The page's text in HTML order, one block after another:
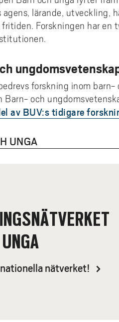
agens, lärande, utveckling,
Forskningen har
forskning inom barn-
Barn- och
av BUV:s tidigare
UNGA
nätverket!